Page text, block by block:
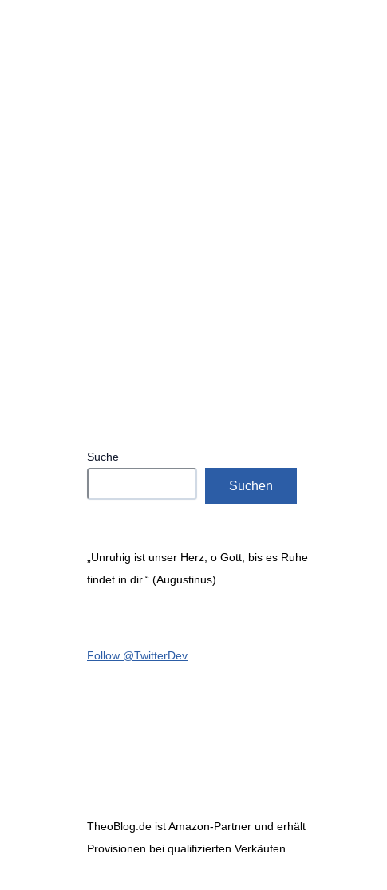
Suche
Suchen
„Unruhig ist unser Herz, o Gott, bis es Ruhe
findet in dir.“ (Augustinus)
Follow @TwitterDev
TheoBlog.de ist Amazon-Partner und erhält
Provisionen bei qualifizierten Verkäufen.